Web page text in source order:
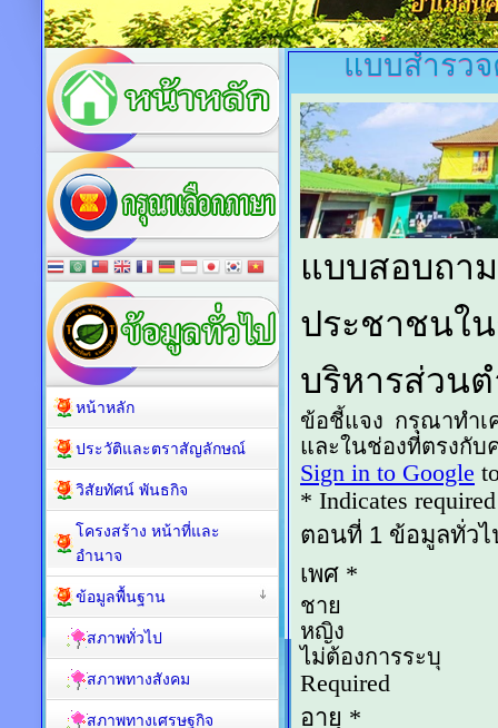
แบบสำรว
หน้าหลัก
ประวัติและตราสัญลักษณ์
วิสัยทัศน์ พันธกิจ
โครงสร้าง หน้าที่และ
อำนาจ
ข้อมูลพื้นฐาน
สภาพทั่วไป
สภาพทางสังคม
สภาพทางเศรษฐกิจ